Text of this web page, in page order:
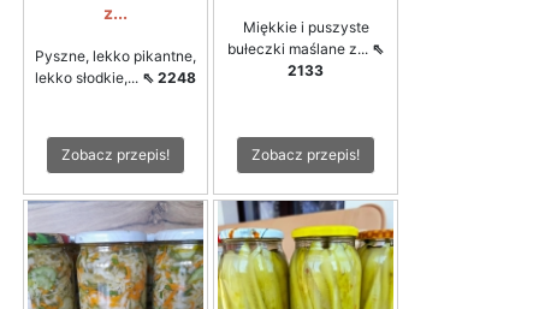
z...
Pyszne, lekko pikantne,
lekko słodkie,... ⇖ 2248
Zobacz przepis!
Miękkie i puszyste
bułeczki maślane z... ⇖
2133
Zobacz przepis!